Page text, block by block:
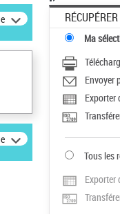
Ma
Envoyer
Exporter
Tous les
Exporter